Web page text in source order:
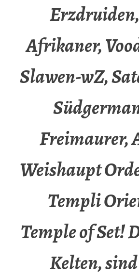
Afrikaner,
Slawen-wZ,
Freimaurer,
Weishaupt
Templi
Temple of Set!
Kelten,